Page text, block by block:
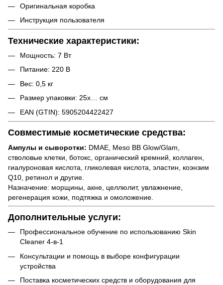
Оригинальная коробка
Инструкция пользователя
Технические характеристики:
Мощность: 7 Вт
Питание: 220 В
Вес: 0,5 кг
Размер упаковки: 25x… см
EAN (GTIN): 5905204422427
Совместимые косметические средства:
Ампулы и сыворотки: DMAE, Meso BB Glow/Glam,
стволовые клетки, ботокс, органический кремний, коллаген,
гиалуроновая кислота, гликолевая кислота, эластин, коэнзим
Q10, ретинол и другие.
Назначение: морщины, акне, целлюлит, увлажнение,
регенерация кожи, подтяжка и омоложение.
Дополнительные услуги:
Профессиональное обучение по использованию Skin
Cleaner 4-в-1
Консультации и помощь в выборе конфигурации
устройства
Поставка косметических средств и оборудования для